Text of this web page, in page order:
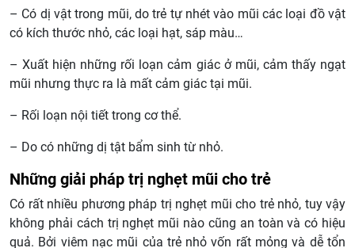
– Có dị vật trong mũi, do trẻ tự nhét vào mũi các loại đồ vật
có kích thước nhỏ, các loại hạt, sáp màu…
– Xuất hiện những rối loạn cảm giác ở mũi, cảm thấy ngạt
mũi nhưng thực ra là mất cảm giác tại mũi.
– Rối loạn nội tiết trong cơ thể.
– Do có những dị tật bẩm sinh từ nhỏ.
Những giải pháp trị nghẹt mũi cho trẻ
Có rất nhiều phương pháp trị nghẹt mũi cho trẻ nhỏ, tuy vậy
không phải cách trị nghẹt mũi nào cũng an toàn và có hiệu
quả. Bởi viêm nạc mũi của trẻ nhỏ vốn rất mỏng và dễ tổn